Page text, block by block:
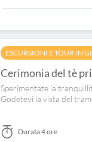
ESCURSIONI E TOUR IN
Cerimonia del tè
Sperimentate la
Godetevi la vista del
Durata4 ore